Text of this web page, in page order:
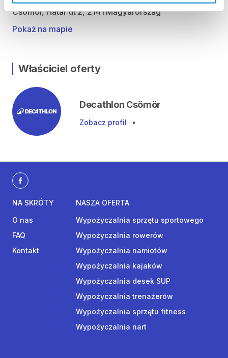
Csömör, Határ út 2, 2141 Magyarország
Pokaż na mapie
Właściciel oferty
Decathlon Csömör
Zobacz profil •
NA SKRÓTY
O nas
FAQ
Kontakt
NASZA OFERTA
Wypożyczalnia sprzętu sportowego
Wypożyczalnia rowerów
Wypożyczalnia namiotów
Wypożyczalnia kajaków
Wypożyczalnia desek SUP
Wypożyczalnia trenażerów
Wypożyczalnia sprzętu fitness
Wypożyczalnia nart